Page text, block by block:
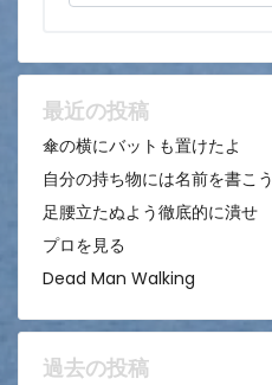
ョ
ン
最近の投稿
傘の横にバットも置けたよ
自分の持ち物には名前を書こう
足腰立たぬよう徹底的に潰せ
プロを見る
Dead Man Walking
過去の投稿